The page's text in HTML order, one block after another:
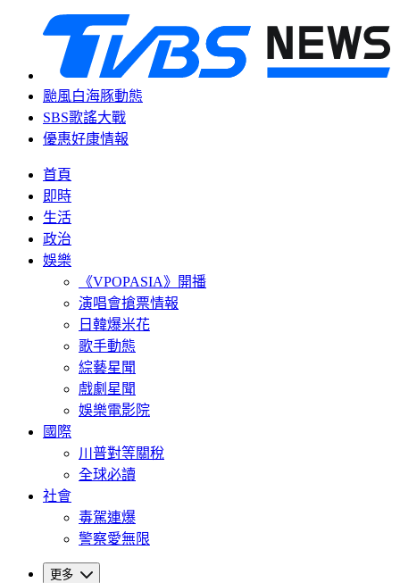
颱風白海豚動態
SBS歌謠大戰
優惠好康情報
首頁
即時
生活
政治
娛樂
《VPOPASIA》開播
演唱會搶票情報
日韓爆米花
歌手動態
綜藝星聞
戲劇星聞
娛樂電影院
國際
川普對等關稅
全球必讀
社會
毒駕連爆
警察愛無限
更多